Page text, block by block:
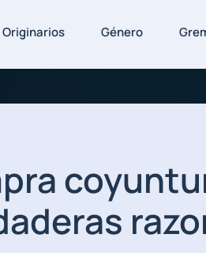
Originarios Género